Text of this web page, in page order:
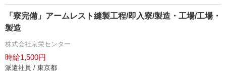
「寮完備」アームレスト縫製工程/即入寮/製造・工場/工場・
製造
株式会社京栄センター
時給1,500円
派遣社員 / 東京都